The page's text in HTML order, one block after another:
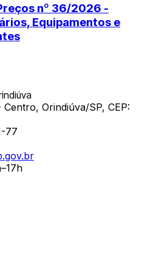
nº 36/2026 -
Equipamentos e
Orindiúva/SP, CEP:
77